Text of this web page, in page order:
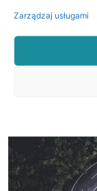
Zarządzaj usługami